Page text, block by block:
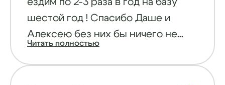
,огромное вам спасибо за все 🤝 А
тем,кто здесь не был
,настроятельно рекомендую
ездим по 2-3 раза в год на базу
шестой год ! Спасибо Даше и
Алексею без них бы ничего не
Мангалы беседки, лодки
Читать полностью